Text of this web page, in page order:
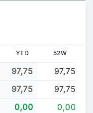
YTD 52W
97,75
97,75
97,75
97,75
0,00 0,00